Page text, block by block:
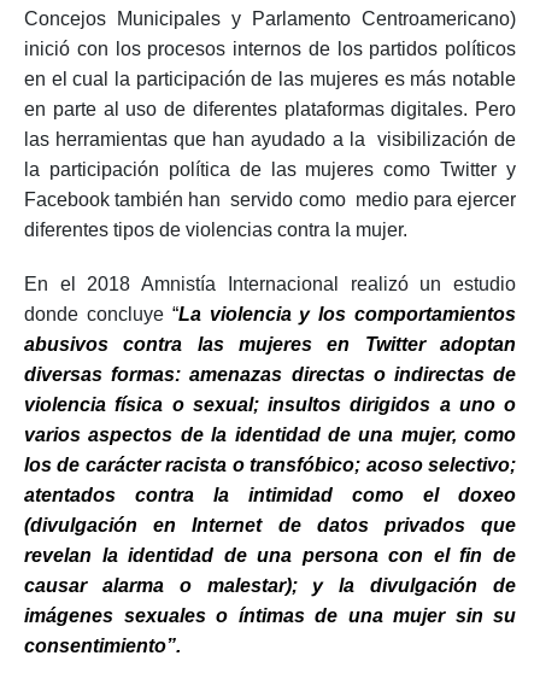
Concejos Municipales y Parlamento Centroamericano)
inició con los procesos internos de los partidos políticos
en el cual la participación de las mujeres es más notable
en parte al uso de diferentes plataformas digitales. Pero
las herramientas que han ayudado a la visibilización de
la participación política de las mujeres como Twitter y
Facebook también han servido como medio para ejercer
diferentes tipos de violencias contra la mujer.
En el 2018 Amnistía Internacional realizó un estudio
donde concluye “La violencia y los comportamientos
abusivos contra las mujeres en Twitter adoptan
diversas formas: amenazas directas o indirectas de
violencia física o sexual; insultos dirigidos a uno o
varios aspectos de la identidad de una mujer, como
los de carácter racista o transfóbico; acoso selectivo;
atentados contra la intimidad como el doxeo
(divulgación en Internet de datos privados que
revelan la identidad de una persona con el fin de
causar alarma o malestar); y la divulgación de
imágenes sexuales o íntimas de una mujer sin su
consentimiento”.